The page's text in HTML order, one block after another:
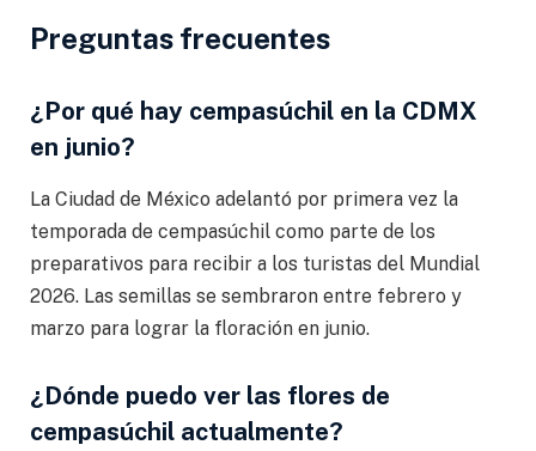
Preguntas frecuentes
¿Por qué hay cempasúchil en la CDMX
en junio?
La Ciudad de México adelantó por primera vez la
temporada de cempasúchil como parte de los
preparativos para recibir a los turistas del Mundial
2026. Las semillas se sembraron entre febrero y
marzo para lograr la floración en junio.
¿Dónde puedo ver las flores de
cempasúchil actualmente?